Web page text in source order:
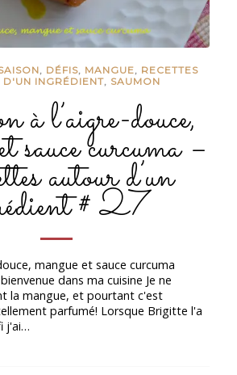
, DÉFIS, MANGUE, RECETTES
D'UN INGRÉDIENT, SAUMON
à l’aigre-douce,
sauce curcuma –
autour d’un
# 27
mangue et sauce curcuma
dans ma cuisine Je ne
la mangue, et pourtant c'est
parfumé! Lorsque Brigitte l'a
j'ai…